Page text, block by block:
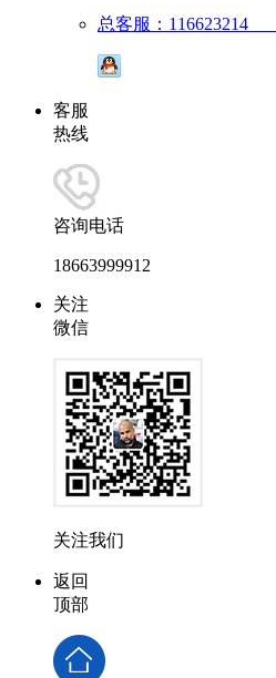
总客服：116623214
客服
热线
咨询电话
18663999912
关注
微信
关注我们
返回
顶部